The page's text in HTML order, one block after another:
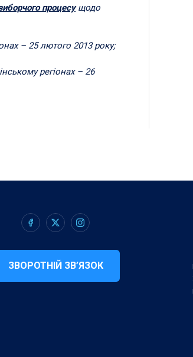
процесущодо
– 25 лютого 2013 року;
регіонах – 26
ЗВОРОТНІЙ ЗВ’ЯЗОК